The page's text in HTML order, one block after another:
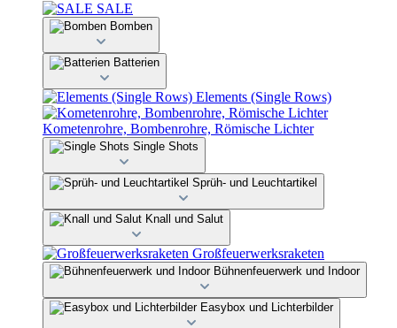
SALE
Bomben
Batterien
Elements (Single Rows)
Kometenrohre, Bombenrohre, Römische Lichter
Single Shots
Sprüh- und Leuchtartikel
Knall und Salut
Großfeuerwerksraketen
Bühnenfeuerwerk und Indoor
Easybox und Lichterbilder